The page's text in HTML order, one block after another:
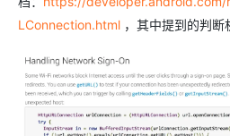
LConnection.html ，其中提到的判断